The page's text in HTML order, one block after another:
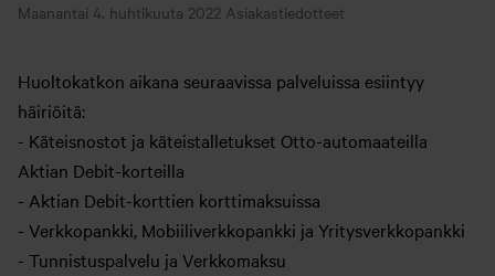
Maanantai 4. huhtikuuta 2022 Asiakastiedotteet
Huoltokatkon aikana seuraavissa palveluissa esiintyy
häiriöitä:
- Käteisnostot ja käteistalletukset Otto-automaateilla
Aktian Debit-korteilla
- Aktian Debit-korttien korttimaksuissa
- Verkkopankki, Mobiiliverkkopankki ja Yritysverkkopankki
- Tunnistuspalvelu ja Verkkomaksu